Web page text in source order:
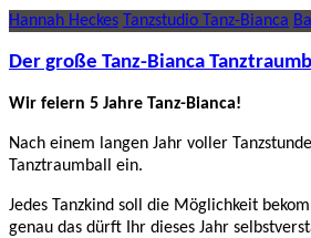
Hannah Heckes Tanzstudio Tanz-Bianca Ball
Der große Tanz-Bianca
Wir feiern 5 Jahre Tanz-Bianca!
Nach einem langen Jahr voller
Tanztraumball ein.
Jedes Tanzkind soll die Möglichkeit
genau das dürft Ihr dieses Jahr